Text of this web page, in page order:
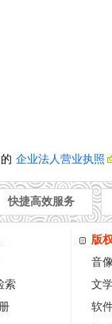
企业法人营业执照
快捷高效服务
索
版
音
文
软